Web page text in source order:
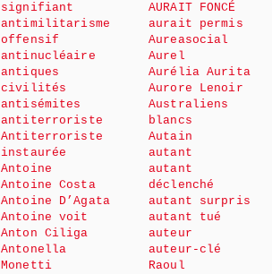
signifiant
antimilitarisme
offensif
antinucléaire
antiques
civilités
antisémites
antiterroriste
Antiterroriste
instaurée
Antoine
Antoine Costa
Antoine D’Agata
Antoine voit
Anton Ciliga
Antonella
Monetti
AURAIT FONCÉ
aurait permis
Aureasocial
Aurel
Aurélia Aurita
Aurore Lenoir
Australiens
blancs
Autain
autant
autant
déclenché
autant surpris
autant tué
auteur
auteur-clé
Raoul